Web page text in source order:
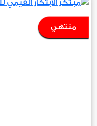
منتهي